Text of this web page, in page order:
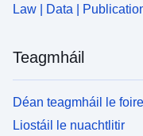
Law | Data |
Teagmháil
Déan teagmháil le
Liostáil le nuachtlitir